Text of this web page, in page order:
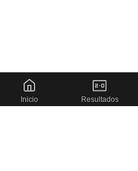
Inicio Resultados